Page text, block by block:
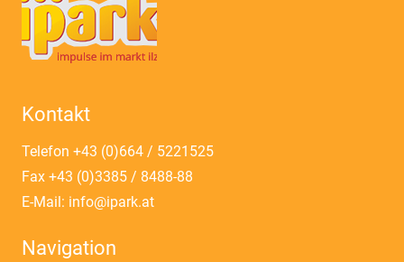
Kontakt
Telefon +43 (0)664 / 5221525
Fax +43 (0)3385 / 8488-88
E-Mail: info@ipark.at
Navigation